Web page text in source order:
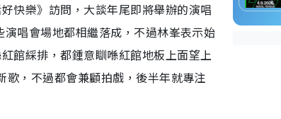
快樂》訪問，大談年尾即將舉辦的演唱
唱會場地都相繼落成，不過林峯表示始
館綵排，都鍾意瞓喺紅館地板上面望上
，不過都會兼顧拍戲，後半年就專注